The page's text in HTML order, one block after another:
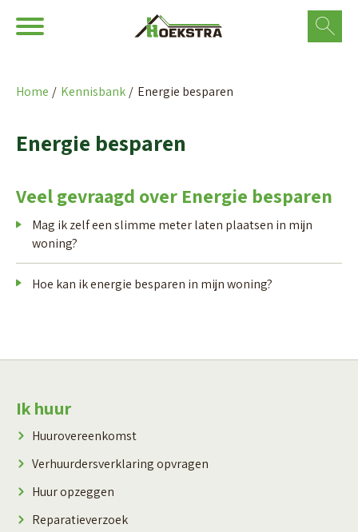
Naar de homepage
Ga naar Hoofd
Home Kennisbank Energie besparen
Energie besparen
Veel gevraagd over Energie besparen
Mag ik zelf een slimme meter laten plaatsen in mijn
woning?
Hoe kan ik energie besparen in mijn woning?
Contactinformatie
Ik huur
Huurovereenkomst
Verhuurdersverklaring opvragen
Huur opzeggen
Reparatieverzoek